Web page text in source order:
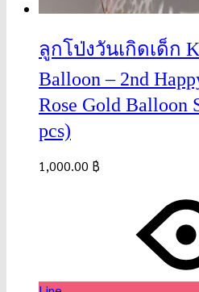
ลูกโป่งวันเกิดเด็ก
Balloon – 2nd
Rose Gold Balloon
pcs)
1,000.00 ฿